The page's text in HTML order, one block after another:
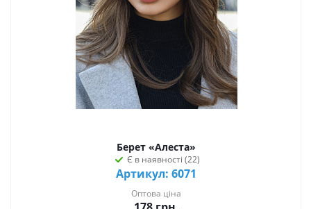
Берет «Алеста»
Є в наявності (22)
Артикул: 6071
Оптова ціна